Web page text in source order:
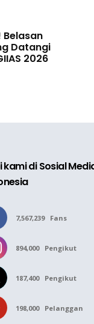
Belasan
Datangi
2026
kami di Sosial
7,567,239 Fans
894,000 Pengikut
187,400 Pengikut
198,000 Pelanggan